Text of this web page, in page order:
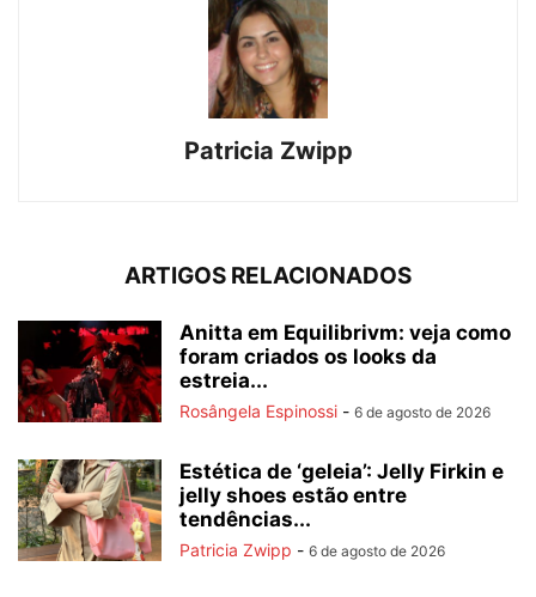
Patricia Zwipp
ARTIGOS RELACIONADOS
Anitta em Equilibrivm: veja como
foram criados os looks da
estreia...
Rosângela Espinossi - 6 de agosto de 2026
Estética de ‘geleia’: Jelly Firkin e
jelly shoes estão entre
tendências...
Patricia Zwipp - 6 de agosto de 2026